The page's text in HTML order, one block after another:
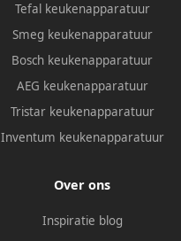
Tefal keukenapparatuur
Smeg keukenapparatuur
Bosch keukenapparatuur
AEG keukenapparatuur
Tristar keukenapparatuur
Inventum keukenapparatuur
Over ons
Inspiratie blog